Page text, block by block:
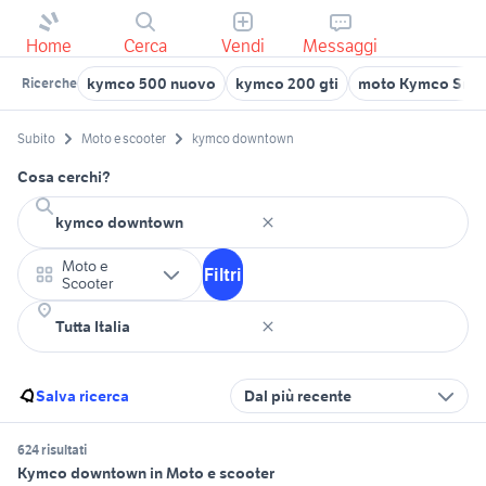
Home Cerca Vendi Messaggi
Ricerche kymco 500 nuovo kymco 200 gti moto Kymco
Subito Moto e scooter kymco downtown
Cosa cerchi?
Moto e
Scooter
Filtri
Salva ricerca Dal più recente
624 risultati
Kymco downtown in Moto e scooter